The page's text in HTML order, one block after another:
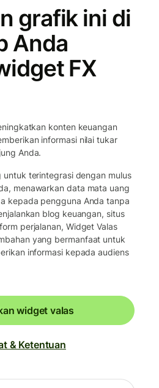
grafik ini di
Anda
FX
konten keuangan
informasi nilai tukar
Anda.
terintegrasi dengan mulus
menawarkan data mata uang
kepada pengguna Anda tanpa
blog keuangan, situs
perjalanan, Widget Valas
yang bermanfaat untuk
informasi kepada audiens
widget valas
& Ketentuan